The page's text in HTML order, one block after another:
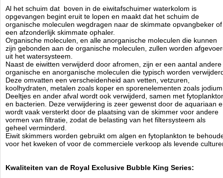
De rotor is volledig aangepast, deze heeft tanden gekregen van
titaan en hiermee worden lucht en water op de ideale manier
gemengd.
De lagers en de schroeven zijn ook van titaan, hierdoor is hij
zeer sterk.
Doordat alles zo nauwkeurig is gemaakt, maakt het geheel
weinig geluid.
Het stroomverbruik ligt tussen 38 en de 78 watt, de hoeveelheid
water is van 3.000 tot 10.000 ltr, en de hoeveelheid lucht ligt
tussen de 1.000 en de 3.000 ltr lucht per uur. Dit alles is
gemeten bij een waterhoogte van 45 tot 65cm .
De standaard schuimers gaan tot maximaal 10.000 ltr
Royal Exclusive Bubble King 300 DeLuxe Extern:
voor aquaria van 1.200 liter - 3.000 liter
2.000 l / h Air - 4.000 l / h Water = 1 Pomp (Bubble King) BK
Skimmer-pomp: Bubble King 2000 external.
Al het schuim dat boven in de eiwitafschuimer waterkolom is
opgevangen begint eruit te lopen en maakt dat het schuim de
organische moleculen wegdragen naar de skimmate opvangbeker of
een afzonderlijk skimmate ophaler.
Organische moleculen, en alle anorganische moleculen die kunnen
zijn gebonden aan de organische moleculen, zullen worden
uit het watersysteem.
Naast de eiwitten verwijderd door afromen, zijn er een aantal andere
organische en anorganische moleculen die typisch worden
Deze omvatten een verscheidenheid aan vetten, vetzuren,
koolhydraten, metalen zoals koper en sporenelementen zoals
Deeltjes en ander afval wordt ook verwijderd, samen met
en bacterien. Deze verwijdering is zeer gewenst door de aquariaan
wordt vaak versterkt door de plaatsing van de skimmer voor andere
vormen van filtratie, zodat de belasting van het filtersysteem als
geheel verminderd.
Eiwit skimmers worden gebruikt om algen en fytoplankton te
voor het kweken of voor de commerciele verkoop als levende
Kwaliteiten van de Royal Exclusive Bubble King Series: